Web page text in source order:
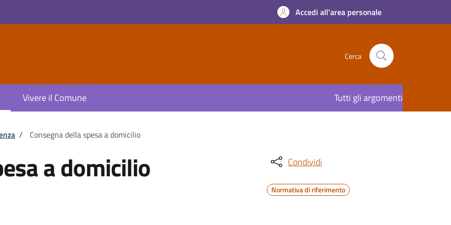
Accedi all'area personale
Cerca
Vivere il Comune Tutti gli argomenti
/ Consegna della spesa a domicilio
a domicilio Condividi
Normativa di riferimento